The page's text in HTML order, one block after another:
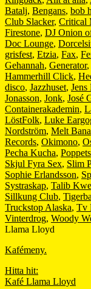
Batalj, Bengans, bob
Club Slacker, Critical
Firestone, DJ Onion
Doc Lounge,
grisfest, Etzia, Fax,
Gehannah, Generator,
Hammerhill Click,
disco, Jazzhuset, Jens
Jonasson, Jonk, José
Containerakademin,
LöstFolk, Luke
Nordström, Melt
Records, Okimono,
Pecha Kucha, Poppets
Skjul Fyra Sex, Slim
Sophie Erlandsson,
Systraskap, Talib
Sillkung Club,
Truckstop Alaska, Tv
Vinterdrog, Woody
Llama Lloyd
Kafémeny.
Hitta hit:
Kafé Llama Lloyd